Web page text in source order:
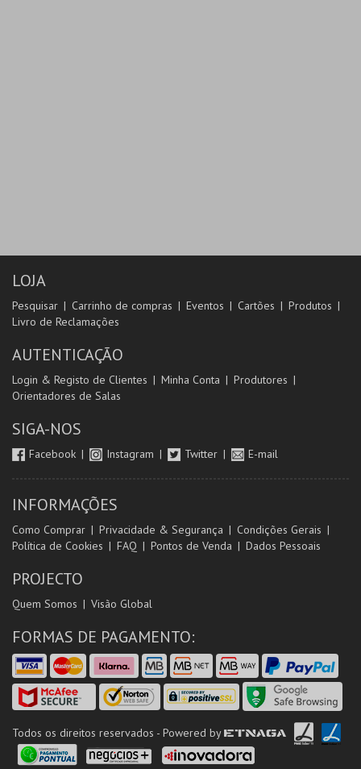
LOJA
Pesquisar Carrinho de compras Eventos Cartões
Produtos
Livro de Reclamações
AUTENTICAÇÃO
Login & Registo de Clientes Minha Conta
Produtores
Orientadores de Salas
SIGA-NOS
Facebook Instagram Twitter E-mail
INFORMAÇÕES
Como Comprar Privacidade & Segurança
Condições Gerais
Política de Cookies
FAQ Pontos de Venda Dados Pessoais
PROJECTO
Quem Somos Visão Global
FORMAS DE PAGAMENTO:
Todos os direitos reservados - Powered by ETNAGA